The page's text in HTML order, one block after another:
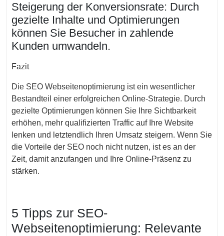
Steigerung der Konversionsrate: Durch
gezielte Inhalte und Optimierungen
können Sie Besucher in zahlende
Kunden umwandeln.
Fazit
Die SEO Webseitenoptimierung ist ein wesentlicher
Bestandteil einer erfolgreichen Online-Strategie. Durch
gezielte Optimierungen können Sie Ihre Sichtbarkeit
erhöhen, mehr qualifizierten Traffic auf Ihre Website
lenken und letztendlich Ihren Umsatz steigern. Wenn Sie
die Vorteile der SEO noch nicht nutzen, ist es an der
Zeit, damit anzufangen und Ihre Online-Präsenz zu
stärken.
5 Tipps zur SEO-
Webseitenoptimierung: Relevante